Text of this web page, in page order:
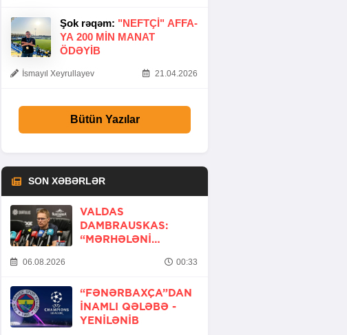
Şok rəqəm: "NEFTÇI" AFFA-
YA 200 MIN MANAT
ÖDƏYIB
İsmayıl Xeyrullayev 21.04.2026
Bütün Yazılar
SON XƏBƏRLƏR
VALDAS
DAMBRAUSKAS:
“MƏRHƏLƏNI
06.08.2026 00:33
“FƏNƏRBAXÇA”DAN
INAMLI QƏLƏBƏ -
YENİLƏNİB